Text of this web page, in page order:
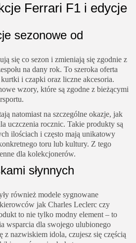
Ferrari F1 i edycje
sezonowe od
się co sezon i zmieniają się zgodnie z
na dany rok. To szeroka oferta
i czapki oraz liczne akcesoria.
wzory, które są zgodne z bieżącymi
natomiast na szczególne okazje, jak
uczczenia rocznic. Takie produkty są
ilościach i często mają unikatowy
toru lub kultury. Z tego
dla kolekcjonerów.
słynnych
również modele sygnowane
jak Charles Leclerc czy
to nie tylko modny element – to
wsparcia dla swojego ulubionego
z nazwiskiem idola, czujesz się częścią